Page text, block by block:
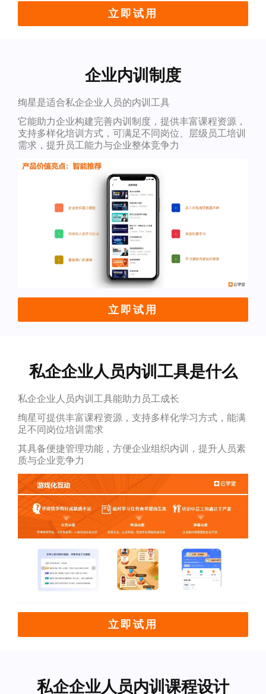
立即试用
企业内训制度
绚星是适合私企企业人员的内训工具
它能助力企业构建完善内训制度，提供丰富课程资源，
支持多样化培训方式，可满足不同岗位、层级员工培训
需求，提升员工能力与企业整体竞争力
立即试用
私企企业人员内训工具是什么
私企企业人员内训工具能助力员工成长
绚星可提供丰富课程资源，支持多样化学习方式，能满
足不同岗位培训需求
其具备便捷管理功能，方便企业组织内训，提升人员素
质与企业竞争力
立即试用
私企企业人员内训课程设计